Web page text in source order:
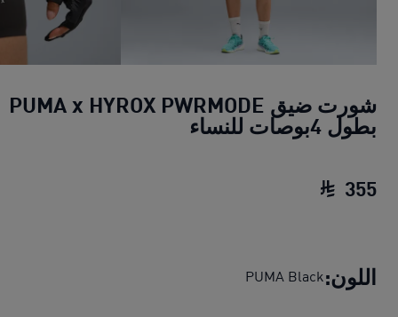
شورت ضيق PUMA x HYROX PWRMODE
بطول 4بوصات للنساء
355
اللون:PUMA Black